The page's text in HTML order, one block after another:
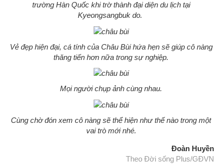
trường Hàn Quốc khi trờ thành đại diện du lịch tại
Kyeongsangbuk do.
Vẻ đẹp hiện đại, cá tính của Châu Bùi hứa hẹn sẽ giúp cô nàng
thăng tiến hơn nữa trong sự nghiệp.
Mọi người chụp ảnh cùng nhau.
Cùng chờ đón xem cô nàng sẽ thể hiện như thế nào trong một
vai trò mới nhé.
Đoàn Huyền
Theo Đời sống Plus/GĐVN